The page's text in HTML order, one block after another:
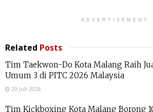
ADVERTISEMENT
Related Posts
Tim Taekwon-Do Kota Malang Raih
Umum 3 di PITC 2026 Malaysia
29 Juli 2026
Tim Kickboxing Kota Malang Borong